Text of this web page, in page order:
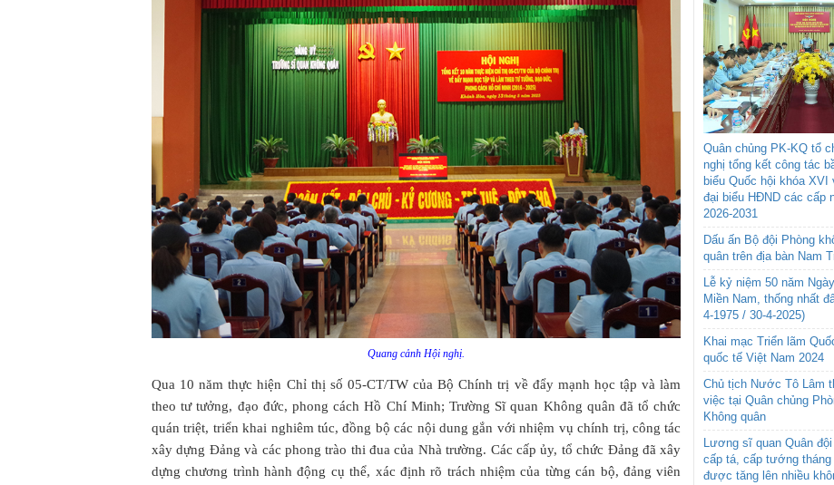
Quang cảnh Hội nghị.
Qua 10 năm thực hiện Chỉ thị số 05-CT/TW của Bộ Chính trị về đẩy mạnh học tập và làm
theo tư tưởng, đạo đức, phong cách Hồ Chí Minh; Trường Sĩ quan Không quân đã tổ chức
quán triệt, triển khai nghiêm túc, đồng bộ các nội dung gắn với nhiệm vụ chính trị, công tác
xây dựng Đảng và các phong trào thi đua của Nhà trường. Các cấp ủy, tổ chức Đảng đã xây
dựng chương trình hành động cụ thể, xác định rõ trách nhiệm của từng cán bộ, đảng viên
Quân chủng PK-KQ tổ
nghị tổng kết công tác
biểu Quốc hội khóa XVI
đại biểu HĐND các cấp
2026-2031
Dấu ấn Bộ đội Phòng
quân trên địa bàn Nam
Lễ kỷ niệm 50 năm
Miền Nam, thống nhất
4-1975 / 30-4-2025)
Khai mạc Triển lãm
quốc tế Việt Nam 2024
Chủ tịch Nước Tô Lâm
việc tại Quân chủng
Không quân
Lương sĩ quan Quân đội
cấp tá, cấp tướng tháng
được tăng lên nhiều